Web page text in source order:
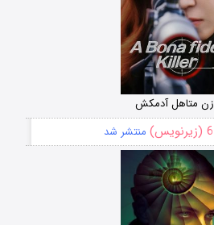
زن متاهل آدمکش
6 (زیرنویس) منتشر شد